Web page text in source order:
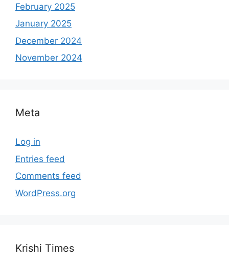
February 2025
January 2025
December 2024
November 2024
Meta
Log in
Entries feed
Comments feed
WordPress.org
Krishi Times